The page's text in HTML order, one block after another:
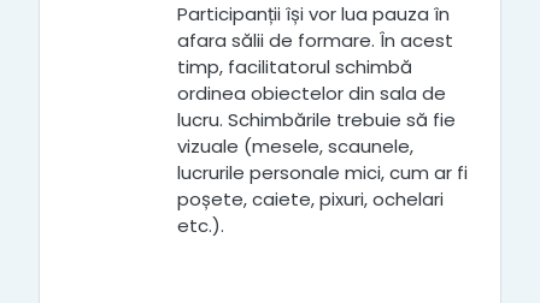
Participanții își vor lua pauza în
afara sălii de formare. În acest
timp, facilitatorul schimbă
ordinea obiectelor din sala de
lucru. Schimbările trebuie să fie
vizuale (mesele, scaunele,
lucrurile personale mici, cum ar fi
poșete, caiete, pixuri, ochelari
etc.).